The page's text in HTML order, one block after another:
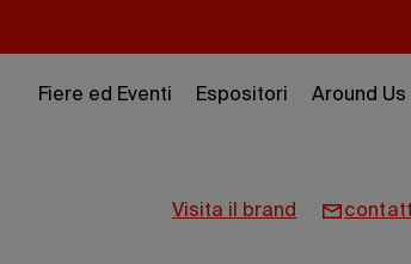
Fiere ed Eventi Espositori Around Us
visita il brand